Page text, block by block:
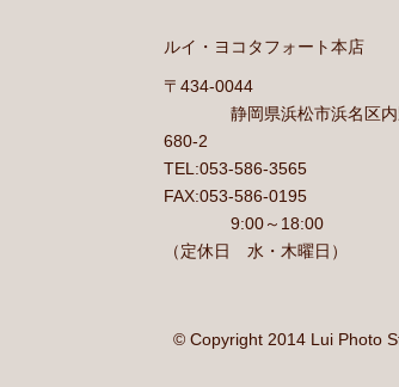
ルイ・ヨコタフォート本店
〒434-0044
静岡県浜松市浜名区内
680-2
TEL:053-586-3565
FAX:053-586-0195
9:00～18:00
（定休日 水・木曜日）
© Copyright 2014 Lui Photo